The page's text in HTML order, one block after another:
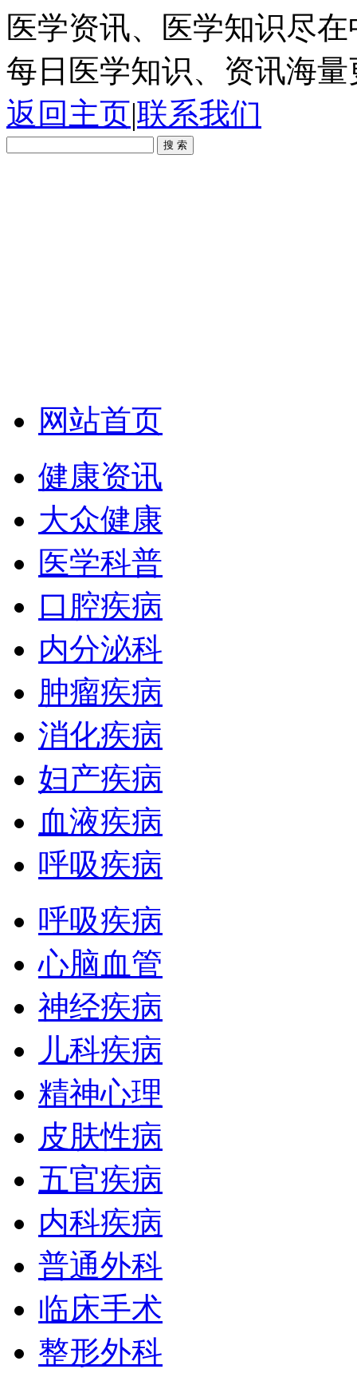
医学资讯、医学知识尽
每日医学知识、资讯海
返回主页|联系我们
网站首页
健康资讯
大众健康
医学科普
口腔疾病
内分泌科
肿瘤疾病
消化疾病
妇产疾病
血液疾病
呼吸疾病
呼吸疾病
心脑血管
神经疾病
儿科疾病
精神心理
皮肤性病
五官疾病
内科疾病
普通外科
临床手术
整形外科